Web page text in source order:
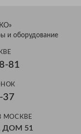
и оборудование
81
37
МОСКВЕ
ДОМ 51